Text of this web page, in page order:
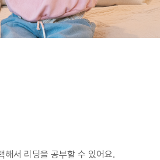
해서 리딩을 공부할 수 있어요.